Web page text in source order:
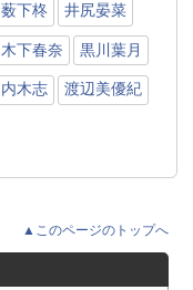
薮下柊 井尻晏菜
木下春奈 黒川葉月
内木志 渡辺美優紀
▲このページのトップへ